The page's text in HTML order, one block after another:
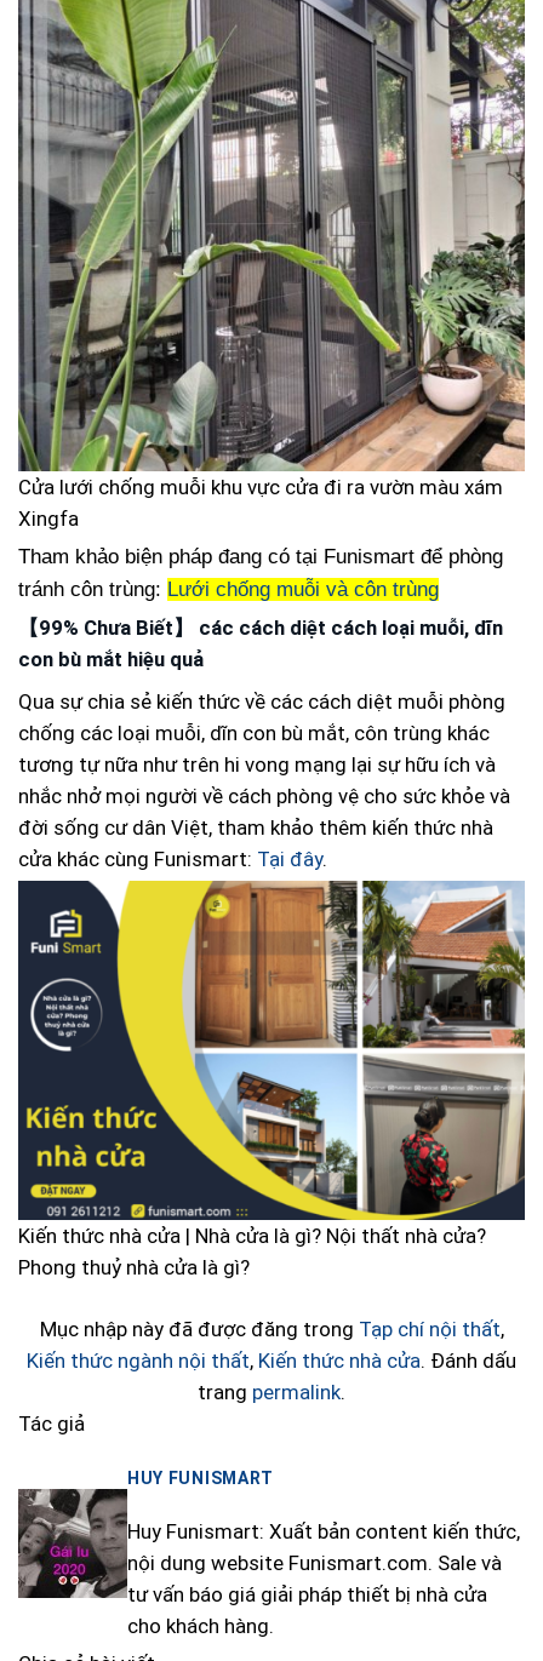
Cửa lưới chống muỗi khu vực cửa đi ra vườn màu xám
Xingfa
Tham khảo biện pháp đang có tại Funismart để phòng
tránh côn trùng: Lưới chống muỗi và côn trùng
【99% Chưa Biết】 các cách diệt cách loại muỗi, dĩn
con bù mắt hiệu quả
Qua sự chia sẻ kiến thức về các cách diệt muỗi phòng
chống các loại muỗi, dĩn con bù mắt, côn trùng khác
tương tự nữa như trên hi vong mạng lại sự hữu ích và
nhắc nhở mọi người về cách phòng vệ cho sức khỏe và
đời sống cư dân Việt, tham khảo thêm kiến thức nhà
cửa khác cùng Funismart: Tại đây.
Kiến thức nhà cửa | Nhà cửa là gì? Nội thất nhà cửa?
Phong thuỷ nhà cửa là gì?
Mục nhập này đã được đăng trong Tạp chí nội thất,
Kiến thức ngành nội thất, Kiến thức nhà cửa. Đánh dấu
trang permalink.
Tác giả
HUY FUNISMART
Huy Funismart: Xuất bản content kiến thức,
nội dung website Funismart.com. Sale và
tư vấn báo giá giải pháp thiết bị nhà cửa
cho khách hàng.